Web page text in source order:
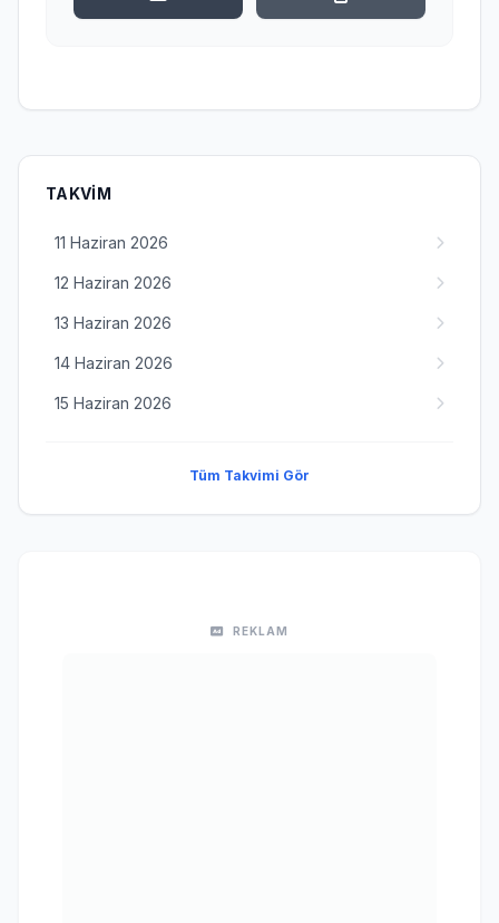
TAKVIM
11 Haziran 2026
12 Haziran 2026
13 Haziran 2026
14 Haziran 2026
15 Haziran 2026
Tüm Takvimi Gör
REKLAM